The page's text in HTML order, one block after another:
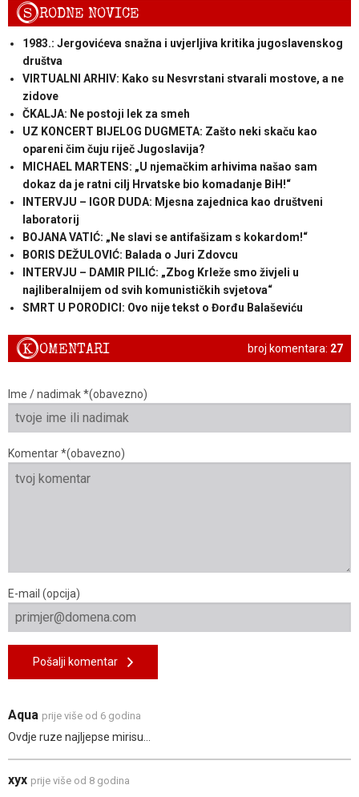
SRODNE NOVICE
1983.: Jergovićeva snažna i uvjerljiva kritika jugoslavenskog
društva
VIRTUALNI ARHIV: Kako su Nesvrstani stvarali mostove, a ne
zidove
ČKALJA: Ne postoji lek za smeh
UZ KONCERT BIJELOG DUGMETA: Zašto neki skaču kao
opareni čim čuju riječ Jugoslavija?
MICHAEL MARTENS: „U njemačkim arhivima našao sam
dokaz da je ratni cilj Hrvatske bio komadanje BiH!“
INTERVJU – IGOR DUDA: Mjesna zajednica kao društveni
laboratorij
BOJANA VATIĆ: „Ne slavi se antifašizam s kokardom!“
BORIS DEŽULOVIĆ: Balada o Juri Zdovcu
INTERVJU – DAMIR PILIĆ: „Zbog Krleže smo živjeli u
najliberalnijem od svih komunističkih svjetova“
SMRT U PORODICI: Ovo nije tekst o Đorđu Balaševiću
broj komentara: 27
KOMENTARI
Ime / nadimak *(obavezno)
Komentar *(obavezno)
E-mail (opcija)
Pošalji komentar
Aqua prije više od 6 godina
Ovdje ruze najljepse mirisu...
xyx prije više od 8 godina